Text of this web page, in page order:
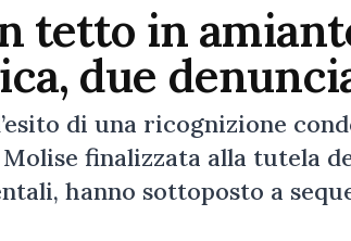
tetto in
due
di una ricognizione
finalizzata alla tutela
hanno sottoposto a